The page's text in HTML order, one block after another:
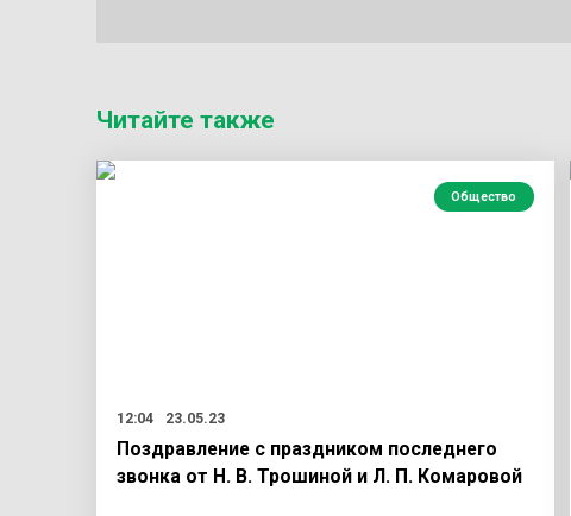
Читайте также
Общество
12:04 23.05.23
Поздравление с праздником последнего
звонка от Н. В. Трошиной и Л. П. Комаровой